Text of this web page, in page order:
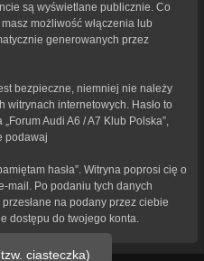
ciasteczka)
są wyświetlane publicznie. Co
możliwość włączenia lub
generowanych przez
bezpieczne, niemniej nie należy
witrynach internetowych. Hasło to
Audi A6 / A7 Klub Polska”,
podawaj
hasła”. Witryna poprosi cię o
mail. Po podaniu tych danych
na podany przez ciebie
dostępu do twojego konta.